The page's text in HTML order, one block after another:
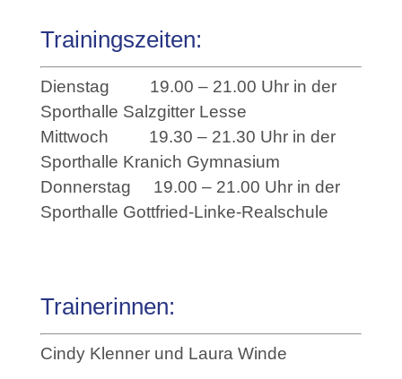
Trainingszeiten:
Dienstag 19.00 – 21.00 Uhr in der
Sporthalle Salzgitter Lesse
Mittwoch 19.30 – 21.30 Uhr in der
Sporthalle Kranich Gymnasium
Donnerstag 19.00 – 21.00 Uhr in der
Sporthalle Gottfried-Linke-Realschule
Trainerinnen:
Cindy Klenner und Laura Winde